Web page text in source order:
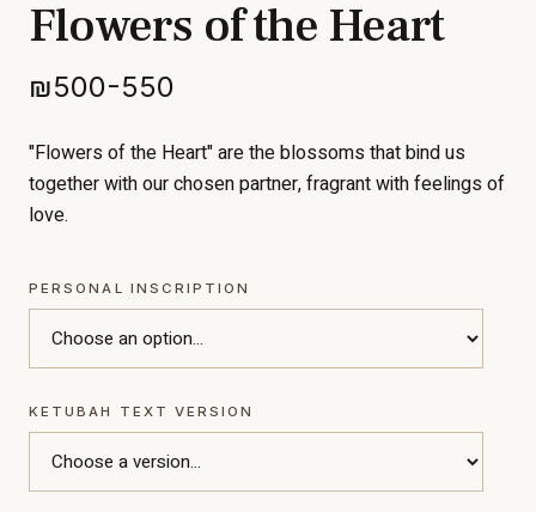
Flowers of the Heart
₪500-550
"Flowers of the Heart" are the blossoms that bind us
together with our chosen partner, fragrant with feelings of
love.
PERSONAL INSCRIPTION
KETUBAH TEXT VERSION